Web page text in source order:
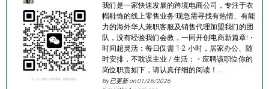
我们是一家快速发展的跨境电商公司，专注于衣
帽鞋饰的线上零售业务!现急需寻找有热情、有能
力的海外华人兼职客服及销售代理加盟我们的团
队，没有经验我们会教，一同开创电商新篇章!・
时间超灵活：每日仅需 1-2 小时，居家办公、随
时安排，不耽误主业 / 生活；・应聘该职位你的
岗位职责如下，请认真仔细的阅读！…
By 已更新 on01/26/2026